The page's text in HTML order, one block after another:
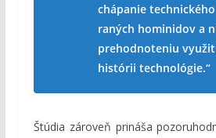
chápanie
raných hominidova
prehodnoteniu
histórii technológie.“
Štúdia zároveň prináša